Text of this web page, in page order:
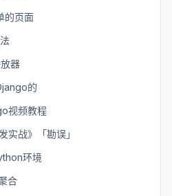
的页面
器
的
视频教程
实战》「勘误」
环境
合